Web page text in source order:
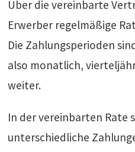
Über die vereinbarte
Erwerber regelmäßige
Die Zahlungsperioden
also monatlich,
weiter.
In der vereinbarten Rate
unterschiedliche